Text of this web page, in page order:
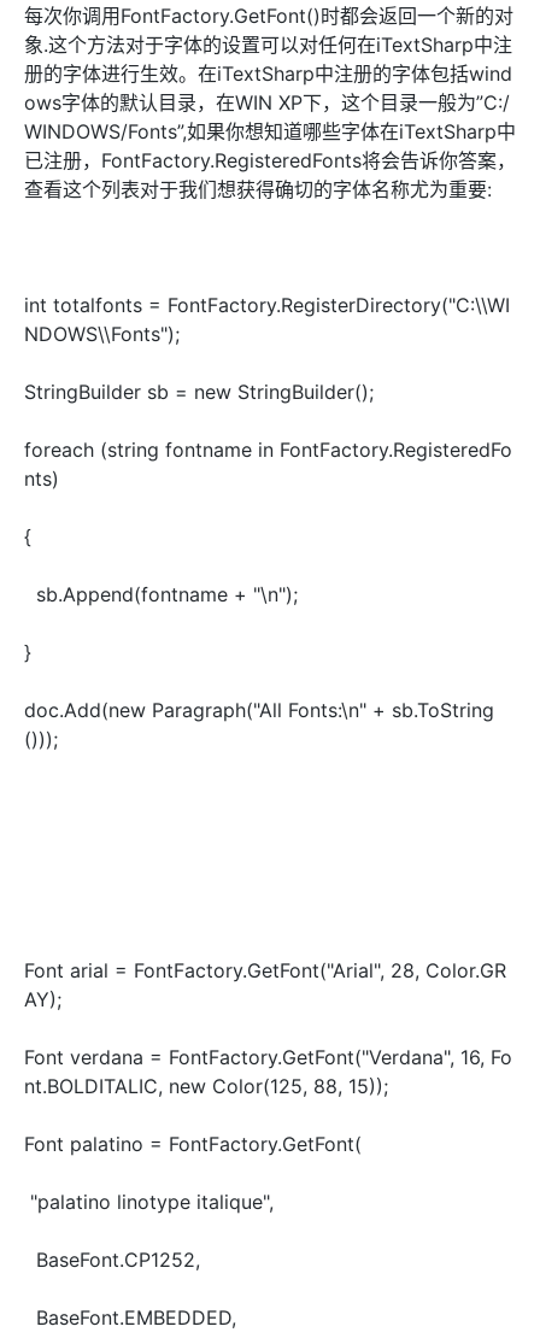
每次你调用FontFactory.GetFont()时都会返回一个新的对
象.这个方法对于字体的设置可以对任何在iTextSharp中注
册的字体进行生效。在iTextSharp中注册的字体包括wind
ows字体的默认目录，在WIN XP下，这个目录一般为”C:/
WINDOWS/Fonts”,如果你想知道哪些字体在iTextSharp中
已注册，FontFactory.RegisteredFonts将会告诉你答案，
查看这个列表对于我们想获得确切的字体名称尤为重要:
int totalfonts = FontFactory.RegisterDirectory("C:\\WI
NDOWS\\Fonts");
StringBuilder sb = new StringBuilder();
foreach (string fontname in FontFactory.RegisteredFo
nts)
{
sb.Append(fontname + "\n");
}
doc.Add(new Paragraph("All Fonts:\n" + sb.ToString
()));
Font arial = FontFactory.GetFont("Arial", 28, Color.GR
AY);
Font verdana = FontFactory.GetFont("Verdana", 16, Fo
nt.BOLDITALIC, new Color(125, 88, 15));
Font palatino = FontFactory.GetFont(
"palatino linotype italique",
BaseFont.CP1252,
BaseFont.EMBEDDED,